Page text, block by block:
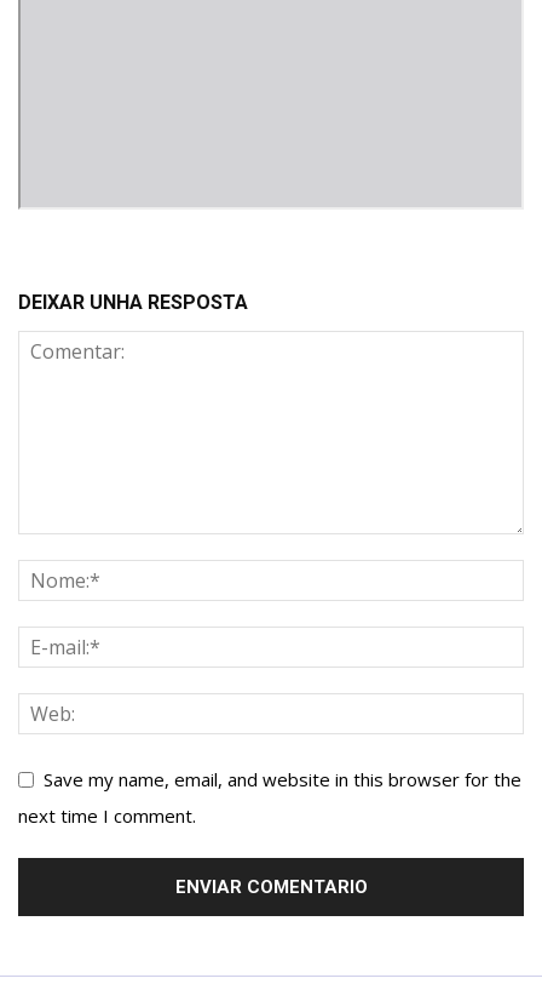
DEIXAR UNHA RESPOSTA
Save my name, email, and website in this browser for the
next time I comment.